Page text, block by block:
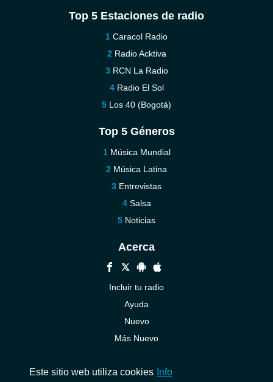
Top 5 Estaciones de radio
Caracol Radio
Radio Acktiva
RCN La Radio
Radio El Sol
Los 40 (Bogotá)
Top 5 Géneros
Música Mundial
Música Latina
Entrevistas
Salsa
Noticias
Acerca
Incluir tu radio
Ayuda
Nuevo
Más Nuevo
Este sitio web utiliza cookies Info